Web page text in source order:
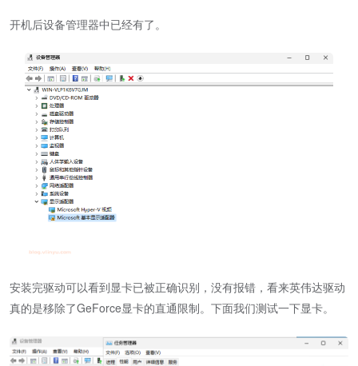
开机后设备管理器中已经有了。
安装完驱动可以看到显卡已被正确识别，没有报错，看来英伟达驱动
真的是移除了GeForce显卡的直通限制。下面我们测试一下显卡。